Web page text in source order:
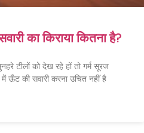
का किराया कितना है?
टीलों को देख रहे हों तो गर्म सूरज
ऊँट की सवारी करना उचित नहीं है